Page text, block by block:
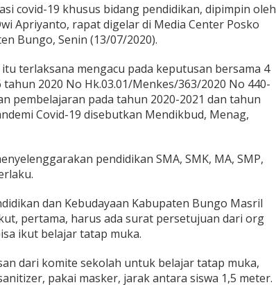
covid-19 khusus bidang pendidikan, dipimpin oleh
Apriyanto, rapat digelar di Media Center Posko
Bungo, Senin (13/07/2020).
terlaksana mengacu pada keputusan bersama 4
2020 No Hk.03.01/Menkes/363/2020 No 440-
pembelajaran pada tahun 2020-2021 dan tahun
Covid-19 disebutkan Mendikbud, Menag,
pendidikan SMA, SMK, MA, SMP,
dan Kebudayaan Kabupaten Bungo Masril
pertama, harus ada surat persetujuan dari org
ikut belajar tatap muka.
dari komite sekolah untuk belajar tatap muka,
pakai masker, jarak antara siswa 1,5 meter.